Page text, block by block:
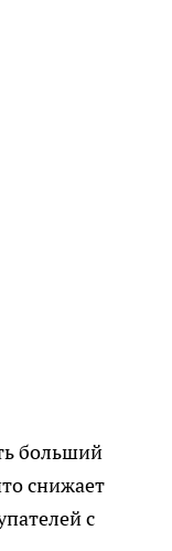
больший
снижает
с